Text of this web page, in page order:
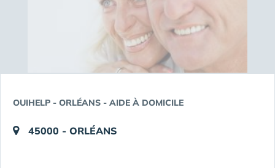
OUIHELP - ORLÉANS - AIDE À DOMICILE
45000 - ORLÉANS